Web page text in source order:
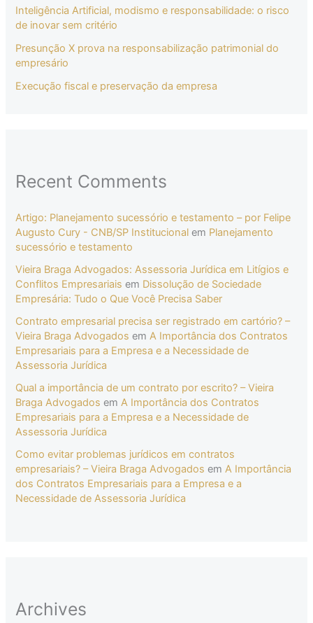
Inteligência Artificial, modismo e responsabilidade: o risco
de inovar sem critério
Presunção X prova na responsabilização patrimonial do
empresário
Execução fiscal e preservação da empresa
Recent Comments
Artigo: Planejamento sucessório e testamento – por Felipe
Augusto Cury - CNB/SP Institucional em Planejamento
sucessório e testamento
Vieira Braga Advogados: Assessoria Jurídica em Litígios e
Conflitos Empresariais em Dissolução de Sociedade
Empresária: Tudo o Que Você Precisa Saber
Contrato empresarial precisa ser registrado em cartório? –
Vieira Braga Advogados emA Importância dos Contratos
Empresariais para a Empresa e a Necessidade de
Assessoria Jurídica
Qual a importância de um contrato por escrito? – Vieira
Braga Advogados emA Importância dos Contratos
Empresariais para a Empresa e a Necessidade de
Assessoria Jurídica
Como evitar problemas jurídicos em contratos
empresariais? – Vieira Braga Advogados emA Importância
dos Contratos Empresariais para a Empresa e a
Necessidade de Assessoria Jurídica
Archives